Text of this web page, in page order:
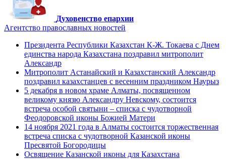
Духовенство епархии
Агентство православных новостей
Президента Республики Казахстан К-Ж. Токаева с Днем
единства народа Казахстана поздравил митрополит
Александр
Митрополит Астанайский и Казахстанский Александр
поздравил казахстанцев с весенним праздником Наурыз
5 декабря в новом храме Алматы, посвященном
великому князю Александру Невскому, состоится
встреча особой святыни – списка с чудотворной
Феодоровской иконы Божией Матери
14 ноября 2021 года в Алматы состоится торжественная
встреча списка с чудотворной Казанской иконы
Пресвятой Богородицы
Освящение Казанской иконы для Казахстана